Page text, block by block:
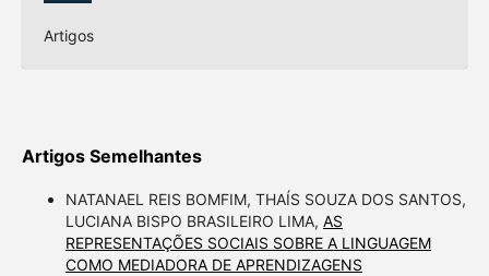
Artigos
Artigos Semelhantes
NATANAEL REIS BOMFIM, THAÍS SOUZA DOS SANTOS,
LUCIANA BISPO BRASILEIRO LIMA, AS
REPRESENTAÇÕES SOCIAIS SOBRE A LINGUAGEM
COMO MEDIADORA DE APRENDIZAGENS